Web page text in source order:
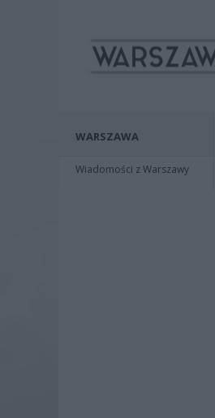
WARSZAWA
Wiadomości z Warszawy